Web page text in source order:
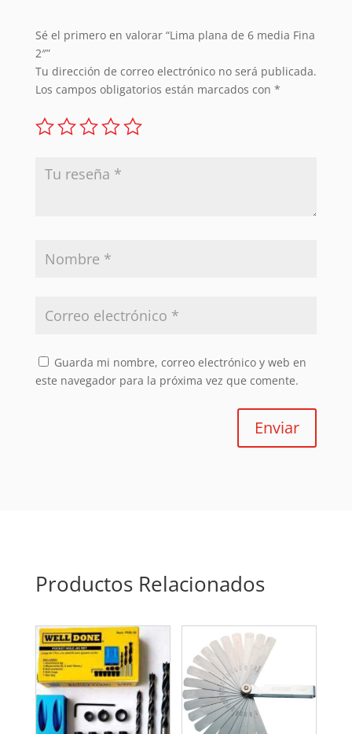
Sé el primero en valorar “Lima plana de 6 media Fina
2″”
Tu dirección de correo electrónico no será publicada.
Los campos obligatorios están marcados con *
Guarda mi nombre, correo electrónico y web en
este navegador para la próxima vez que comente.
Enviar
Productos Relacionados